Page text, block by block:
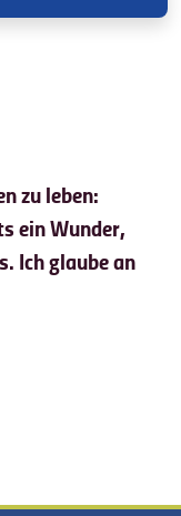
zu leben:
ein Wunder,
Ich glaube an